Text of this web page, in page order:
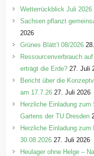
o
r
e
n
Wetterrückblick Juli 2026
Sachsen pflanzt
2026
Grünes Blätt’l 08/2026
Ressourcenverbrauch
erträgt die Erde? 27. Juli
Bericht über die
am 17.7.26 27. Juli 2026
Herzliche Einladung
Gartens der TU Dresden
Herzliche Einladung zum
30.08.2026 27. Juli 2026
Heulager ohne Helge –